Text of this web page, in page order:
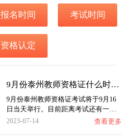
报名时间 考试时间
资格认定
9月份泰州教师资格证什么时候考？
9月份泰州教师资格证考试将于9月16
日当天举行。目前距离考试还有一…
2023-07-14
查看更多